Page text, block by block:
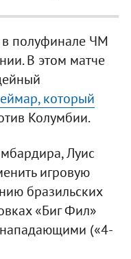
в полуфинале ЧМ
В этом матче
который
Колумбии.
Луис
игровую
бразильских
«Биг Фил»
(«4-